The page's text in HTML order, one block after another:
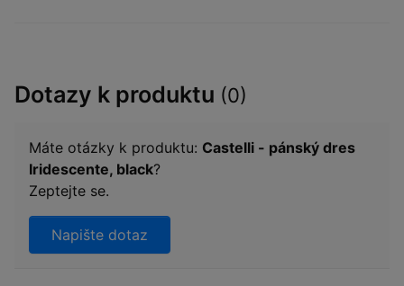
Dotazy k produktu (0)
Máte otázky k produktu: Castelli - pánský dres
Iridescente, black?
Zeptejte se.
Napište dotaz